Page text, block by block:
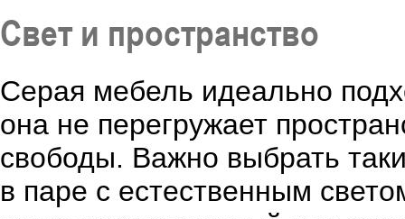
Свет и пространство
Серая мебель идеально
она не перегружает
свободы. Важно выбрать
в паре с естественным